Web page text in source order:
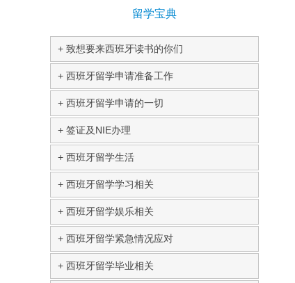
留学宝典
致想要来西班牙读书的你们
西班牙留学申请准备工作
西班牙留学申请的一切
签证及NIE办理
西班牙留学生活
西班牙留学学习相关
西班牙留学娱乐相关
西班牙留学紧急情况应对
西班牙留学毕业相关